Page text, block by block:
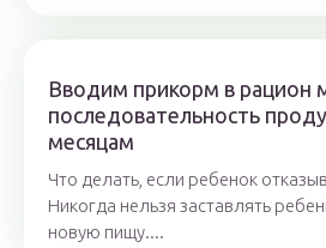
Вводим прикорм в рацион
последовательность
месяцам
Что делать, если ребенок
Никогда нельзя заставлять
новую пищу....